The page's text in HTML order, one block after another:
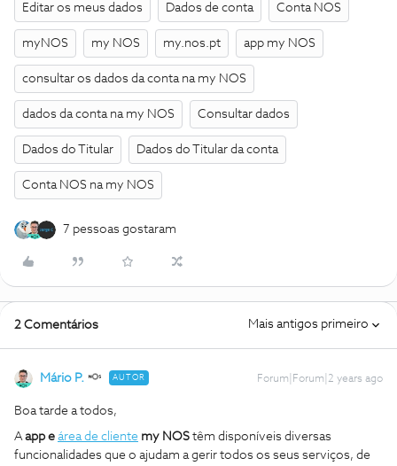
Editar os meus dados Dados de conta Conta NOS
myNOS my NOS my.nos.pt app my NOS
consultar os dados da conta na my NOS
dados da conta na my NOS Consultar dados
Dados do Titular Dados do Titular da conta
Conta NOS na my NOS
7 pessoas gostaram
2 Comentários Mais antigos primeiro
Mário P. AUTOR Forum|Forum|2 years ago
Boa tarde a todos,
A app e área de cliente my NOS têm disponíveis diversas
funcionalidades que o ajudam a gerir todos os seus serviços, de